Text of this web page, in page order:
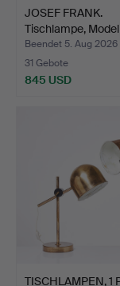
JOSEF FRANK.
Tischlampe,
für …
Beendet 5. Aug 2026
31 Gebote
845 USD
TISCHLAMPEN, 1